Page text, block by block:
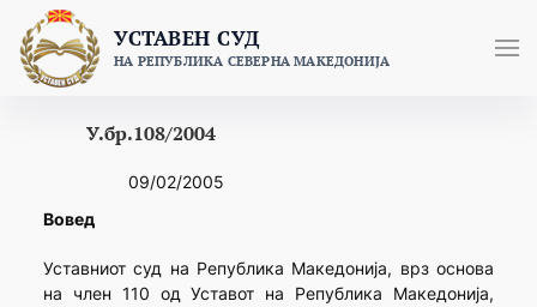
content
УСТАВЕН СУД
НА РЕПУБЛИКА СЕВЕРНА МАКЕДОНИЈА
У.бр.108/2004
09/02/2005
Вовед
Уставниот суд на Република Македонија, врз основа
на член 110 од Уставот на Република Македонија,